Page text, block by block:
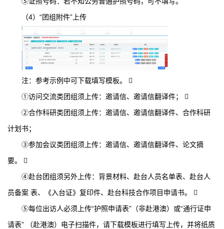
（4）“团组附件”上传
注：参考示例中可下载填写模板。 
①访问交流类团组须上传：邀请信、邀请信翻译件； 
②合作科研类团组须上传：邀请信、邀请信翻译件、合作科研
计划书；
③参加会议类团组须上传：邀请信、邀请信翻译件、论文摘
要。 
④赴台团组须另外上传：背景材料、赴台人员名单表、赴台人
员备案 表、《入台证》复印件、赴台科技合作项目申请书。 
⑤每位出访人必须上传“护照申请表”（非赴港澳）或“通行证申
请表” （赴港澳）电子扫描件，请下载模板进行填写上传，并将纸质